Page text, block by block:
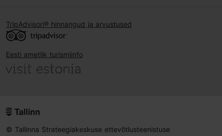
TripAdvisori® hinnangud ja arvustused
Eesti ametlik turismiinfo
© Tallinna Strateegiakeskuse ettevõtlusteenistuse